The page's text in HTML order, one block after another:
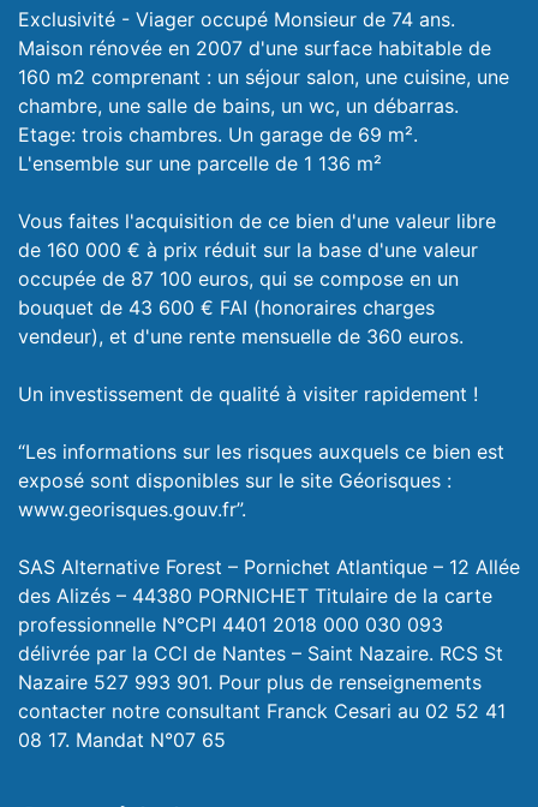
Exclusivité - Viager occupé Monsieur de 74 ans.
Maison rénovée en 2007 d'une surface habitable de
160 m2 comprenant : un séjour salon, une cuisine, une
chambre, une salle de bains, un wc, un débarras.
Etage: trois chambres. Un garage de 69 m².
L'ensemble sur une parcelle de 1 136 m²
Vous faites l'acquisition de ce bien d'une valeur libre
de 160 000 € à prix réduit sur la base d'une valeur
occupée de 87 100 euros, qui se compose en un
bouquet de 43 600 € FAI (honoraires charges
vendeur), et d'une rente mensuelle de 360 euros.
Un investissement de qualité à visiter rapidement !
“Les informations sur les risques auxquels ce bien est
exposé sont disponibles sur le site Géorisques :
www.georisques.gouv.fr”.
SAS Alternative Forest – Pornichet Atlantique – 12 Allée
des Alizés – 44380 PORNICHET Titulaire de la carte
professionnelle N°CPI 4401 2018 000 030 093
délivrée par la CCI de Nantes – Saint Nazaire. RCS St
Nazaire 527 993 901. Pour plus de renseignements
contacter notre consultant Franck Cesari au 02 52 41
08 17. Mandat N°07 65